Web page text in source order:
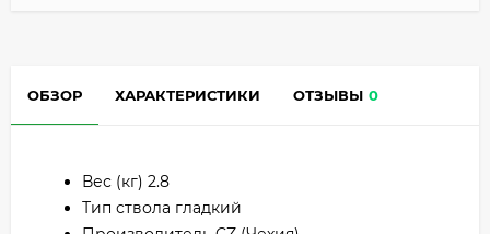
ОБЗОР ХАРАКТЕРИСТИКИ ОТЗЫВЫ 0
Вес (кг) 2.8
Тип ствола гладкий